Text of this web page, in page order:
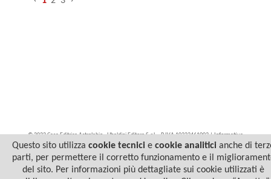
© 2022 Casa Editrice Astrolabio - Ubaldini Editore S.r.l. - P.IVA 10323461003 |Informativa
privacy/cookies
Questo sito utilizza cookie tecnici e cookie analitici anche di
parti, per permettere il corretto funzionamento e il
del sito. Per informazioni più dettagliate sui cookie utilizzati è